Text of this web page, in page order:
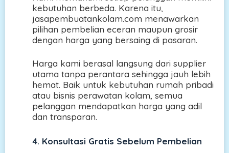
kebutuhan berbeda. Karena itu,
jasapembuatankolam.com menawarkan
pilihan pembelian eceran maupun grosir
dengan harga yang bersaing di pasaran.
Harga kami berasal langsung dari supplier
utama tanpa perantara sehingga jauh lebih
hemat. Baik untuk kebutuhan rumah pribadi
atau bisnis perawatan kolam, semua
pelanggan mendapatkan harga yang adil
dan transparan.
4. Konsultasi Gratis Sebelum Pembelian